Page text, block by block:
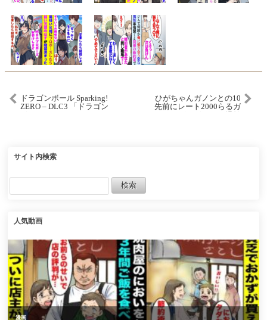
ドラゴンボール Sparking!
ZERO – DLC3 「ドラゴン
ひがちゃんガノンとの10
先前にレート2000らるガ
サイト内検索
人気動画